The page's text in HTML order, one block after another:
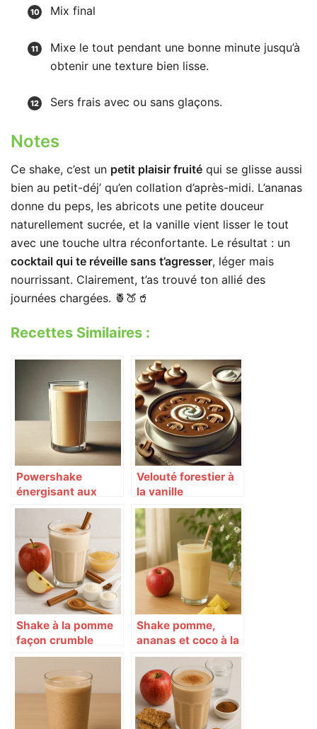
Mix final
Mixe le tout pendant une bonne minute jusqu’à
obtenir une texture bien lisse.
Sers frais avec ou sans glaçons.
Notes
Ce shake, c’est un petit plaisir fruité qui se glisse aussi
bien au petit-déj’ qu’en collation d’après-midi. L’ananas
donne du peps, les abricots une petite douceur
naturellement sucrée, et la vanille vient lisser le tout
avec une touche ultra réconfortante. Le résultat : un
cocktail qui te réveille sans t’agresser, léger mais
nourrissant. Clairement, t’as trouvé ton allié des
journées chargées. 🍍🍑🥤
Recettes Similaires :
Powershake
énergisant aux
fruits secs et noix
Herbalife
Velouté forestier à
la vanille
Shake à la pomme
façon crumble
épicé 🍏🥤
Shake pomme,
ananas et coco à la
vanille tropicale 🍍
🍏🥥